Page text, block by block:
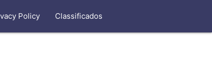
Policy Classificados